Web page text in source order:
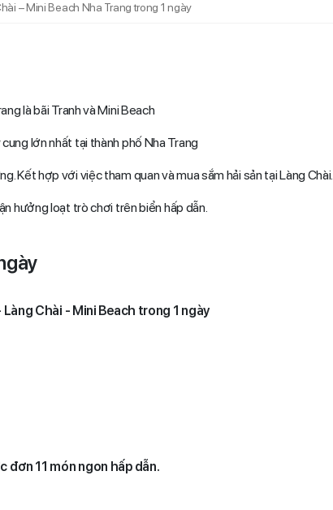
– Mini Beach Nha Trang trong 1 ngày
là bãi Tranh và Mini Beach
lớn nhất tại thành phố Nha Trang
Kết hợp với việc tham quan và mua sắm hải sản tại Làng Chài.
hưởng loạt trò chơi trên biển hấp dẫn.
Chài - Mini Beach trong 1 ngày
11 món ngon hấp dẫn.